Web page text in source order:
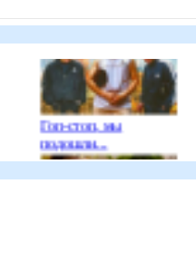
Гоп-стоп, мы
подошли...